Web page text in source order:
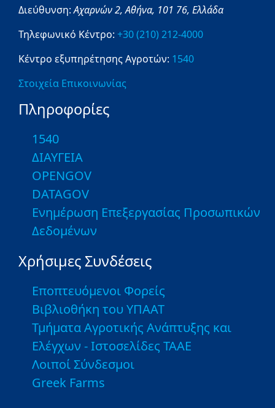
Διεύθυνση:Αχαρνών 2,Αθήνα, 101 76, Ελλάδα
Τηλεφωνικό Κέντρο: +30 (210) 212-4000
Κέντρο εξυπηρέτησης Αγροτών: 1540
Στοιχεία Επικοινωνίας
Πληροφορίες
1540
ΔΙΑΥΓΕΙΑ
OPENGOV
DATAGOV
Ενημέρωση Επεξεργασίας Προσωπικών
Δεδομένων
Χρήσιμες Συνδέσεις
Εποπτευόμενοι Φορείς
Βιβλιοθήκη του ΥΠΑΑΤ
Τμήματα Αγροτικής Ανάπτυξης και
Ελέγχων - Ιστοσελίδες ΤΑΑΕ
Λοιποί Σύνδεσμοι
Greek Farms